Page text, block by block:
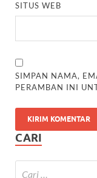
SITUS WEB
SIMPAN NAMA,
PERAMBAN INI
CARI